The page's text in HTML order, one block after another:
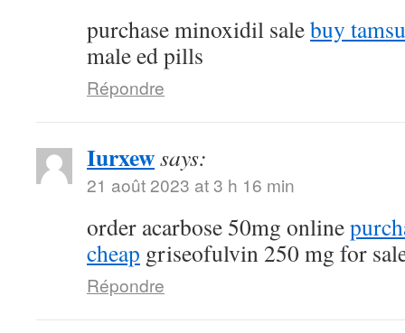
purchase minoxidil salebuy
male ed pills
Répondre
Iurxewsays:
21 août 2023 at 3 h 16 min
order acarbose 50mg online
cheap griseofulvin 250 mg for
Répondre